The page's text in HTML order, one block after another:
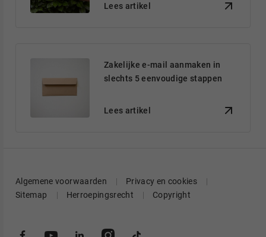
Lees artikel
Zakelijke e-mail aanmaken in
slechts 5 eenvoudige stappen
Lees artikel
Algemene voorwaarden
Privacy en cookies
Sitemap
Herroepingsrecht Copyright